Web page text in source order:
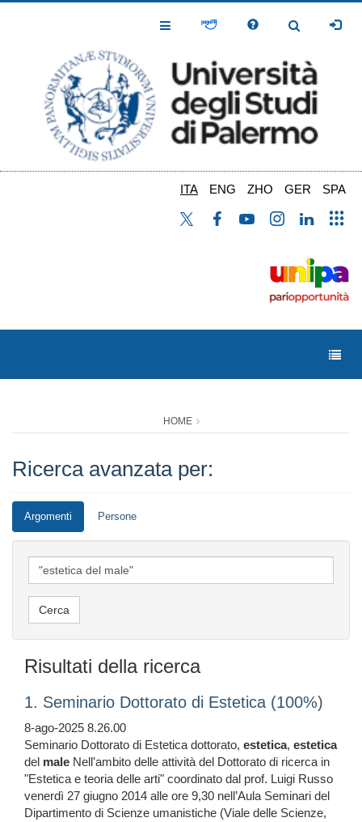
Toggle
Toggle
ITA ENG ZHO GER SPA
HOME
Ricerca avanzata per:
Argomenti Persone
Risultati della ricerca
1. Seminario Dottorato di Estetica (100%)
8-ago-2025 8.26.00
Seminario Dottorato di Estetica dottorato, estetica, estetica
del male Nell'ambito delle attività del Dottorato di ricerca in
"Estetica e teoria delle arti" coordinato dal prof. Luigi Russo
venerdì 27 giugno 2014 alle ore 9,30 nell’Aula Seminari del
Dipartimento di Scienze umanistiche (Viale delle Scienze,